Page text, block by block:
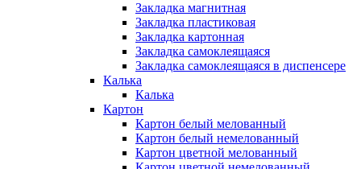
Закладка магнитная
Закладка пластиковая
Закладка картонная
Закладка самоклеящаяся
Закладка самоклеящаяся в диспенсере
Калька
Калька
Картон
Картон белый мелованный
Картон белый немелованный
Картон цветной мелованный